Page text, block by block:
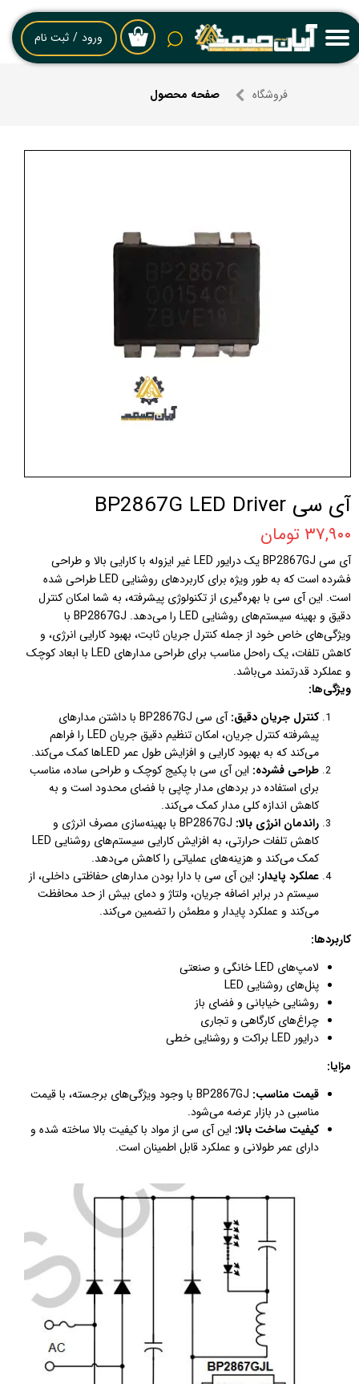
۰ ورود / ثبت نام
حساب کاربری من
خروج از حساب کاربری
فروشگاه صفحه محصول
آی سی BP2867G LED Driver
۳۷,۹۰۰ تومان
آی سی BP2867GJ یک درایور LED غیر ایزوله با کارایی بالا و طراحی
فشرده است که به طور ویژه برای کاربردهای روشنایی LED طراحی شده
است. این آی سی با بهره‌گیری از تکنولوژی پیشرفته، به شما امکان کنترل
دقیق و بهینه سیستم‌های روشنایی LED را می‌دهد. BP2867GJ با
ویژگی‌های خاص خود از جمله کنترل جریان ثابت، بهبود کارایی انرژی، و
کاهش تلفات، یک راه‌حل مناسب برای طراحی مدارهای LED با ابعاد کوچک
و عملکرد قدرتمند می‌باشد.
ویژگی‌ها:
کنترل جریان دقیق:
آی سی BP2867GJ با داشتن مدارهای
پیشرفته کنترل جریان، امکان تنظیم دقیق جریان LED را فراهم
می‌کند که به بهبود کارایی و افزایش طول عمر LEDها کمک می‌کند.
طراحی فشرده: این آی سی با پکیج کوچک و طراحی ساده، مناسب
برای استفاده در بردهای مدار چاپی با فضای محدود است و به
کاهش اندازه کلی مدار کمک می‌کند.
راندمان انرژی بالا:
BP2867GJ با بهینه‌سازی مصرف انرژی و
کاهش تلفات حرارتی، به افزایش کارایی سیستم‌های روشنایی LED
کمک می‌کند و هزینه‌های عملیاتی را کاهش می‌دهد.
عملکرد پایدار: این آی سی با دارا بودن مدارهای حفاظتی داخلی، از
سیستم در برابر اضافه جریان، ولتاژ و دمای بیش از حد محافظت
می‌کند و عملکرد پایدار و مطمئن را تضمین می‌کند.
کاربردها:
لامپ‌های LED خانگی و صنعتی
پنل‌های روشنایی LED
روشنایی خیابانی و فضای باز
چراغ‌های کارگاهی و تجاری
درایور LED براکت و روشنایی خطی
مزایا:
قیمت مناسب:
BP2867GJ با وجود ویژگی‌های برجسته، با قیمت
مناسبی در بازار عرضه می‌شود.
کیفیت ساخت بالا: این آی سی از مواد با کیفیت بالا ساخته شده و
دارای عمر طولانی و عملکرد قابل اطمینان است.